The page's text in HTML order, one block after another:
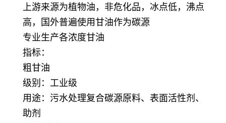
上游来源为植物油，非危化品，冰点低，沸点
高，国外普遍使用甘油作为碳源
专业生产各浓度甘油
指标：
粗甘油
级别：工业级
用途：污水处理复合碳源原料、表面活性剂、
助剂